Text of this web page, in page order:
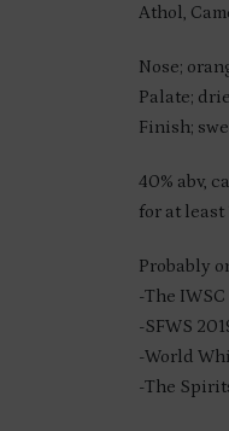
Athol,
Nose;
Palate;
Finish;
40% abv,
for at least
Probably
-The
-SFWS
-World
-The